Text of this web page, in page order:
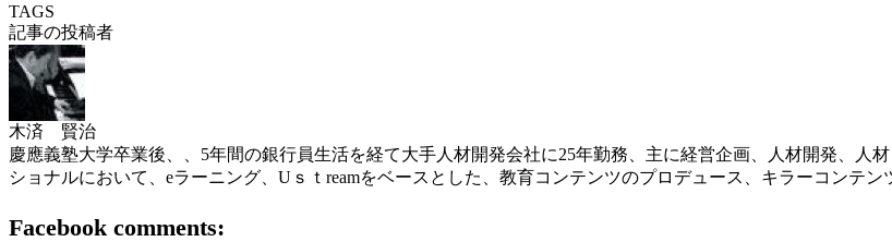
TAGS
記事の投稿者
木済 賢治
慶應義塾大学卒業後、、5年間の銀行員生活を経て大手人材開発会社に25年勤務、主に経営企画、人材開発、人
ショナルにおいて、eラーニング、Uｓｔreamをベースとした、教育コンテンツのプロデュース、キラーコンテ
Facebook comments: